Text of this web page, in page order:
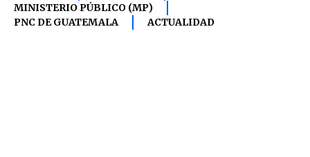
MINISTERIO PÚBLICO (MP)
PNC DE GUATEMALA
ACTUALIDAD